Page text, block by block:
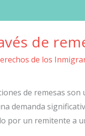
de
de los
de remesas son
demanda
por un remitente a